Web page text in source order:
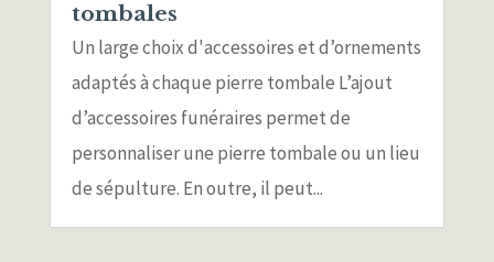
tombales
Un large choix d'accessoires et d’ornements
adaptés à chaque pierre tombale L’ajout
d’accessoires funéraires permet de
personnaliser une pierre tombale ou un lieu
de sépulture. En outre, il peut...